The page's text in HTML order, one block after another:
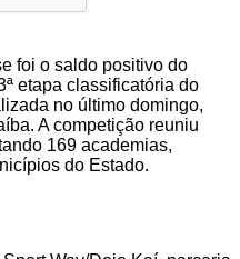
foi o saldo positivo do
etapa classificatória do
no último domingo,
A competição reuniu
169 academias,
do Estado.